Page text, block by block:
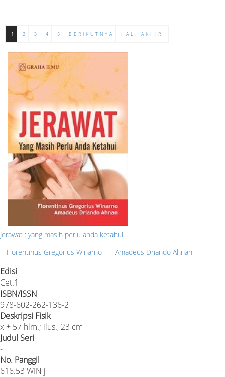
1 2 3 4 5 BERIKUTNYA HAL. AKHIR
Jerawat : yang masih perlu anda ketahui
Florentinus Gregorius Winarno
Amadeus Driando Ahnan
Edisi
Cet.1
ISBN/ISSN
978-602-262-136-2
Deskripsi Fisik
x + 57 hlm.; ilus., 23 cm
Judul Seri
-
No. Panggil
616.53 WIN j